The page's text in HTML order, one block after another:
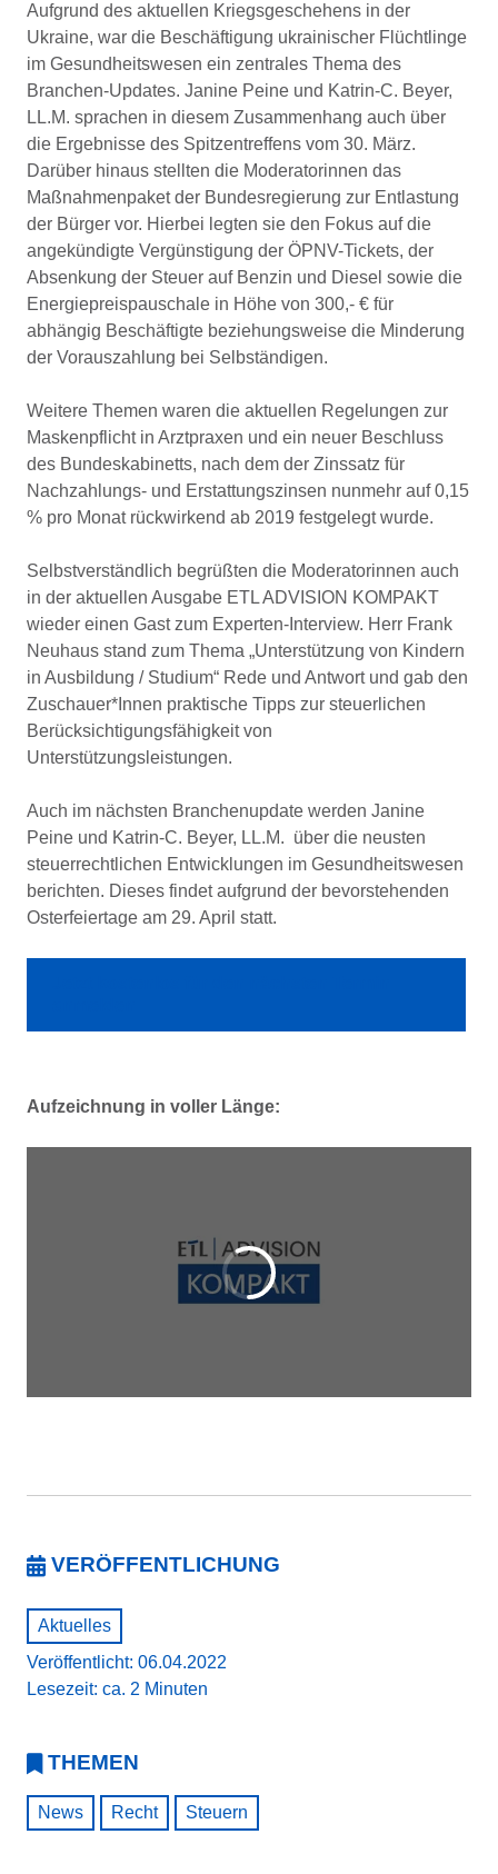
Aufgrund des aktuellen Kriegsgeschehens in der
Ukraine, war die Beschäftigung ukrainischer Flüchtlinge
im Gesundheitswesen ein zentrales Thema des
Branchen-Updates. Janine Peine und Katrin-C. Beyer,
LL.M. sprachen in diesem Zusammenhang auch über
die Ergebnisse des Spitzentreffens vom 30. März.
Darüber hinaus stellten die Moderatorinnen das
Maßnahmenpaket der Bundesregierung zur Entlastung
der Bürger vor. Hierbei legten sie den Fokus auf die
angekündigte Vergünstigung der ÖPNV-Tickets, der
Absenkung der Steuer auf Benzin und Diesel sowie die
Energiepreispauschale in Höhe von 300,- € für
abhängig Beschäftigte beziehungsweise die Minderung
der Vorauszahlung bei Selbständigen.
Weitere Themen waren die aktuellen Regelungen zur
Maskenpflicht in Arztpraxen und ein neuer Beschluss
des Bundeskabinetts, nach dem der Zinssatz für
Nachzahlungs- und Erstattungszinsen nunmehr auf 0,15
% pro Monat rückwirkend ab 2019 festgelegt wurde.
Selbstverständlich begrüßten die Moderatorinnen auch
in der aktuellen Ausgabe ETL ADVISION KOMPAKT
wieder einen Gast zum Experten-Interview. Herr Frank
Neuhaus stand zum Thema „Unterstützung von Kindern
in Ausbildung / Studium“ Rede und Antwort und gab den
Zuschauer*Innen praktische Tipps zur steuerlichen
Berücksichtigungsfähigkeit von
Unterstützungsleistungen.
Auch im nächsten Branchenupdate werden Janine
Peine und Katrin-C. Beyer, LL.M. über die neusten
steuerrechtlichen Entwicklungen im Gesundheitswesen
berichten. Dieses findet aufgrund der bevorstehenden
Osterfeiertage am 29. April statt.
Aufzeichnung in voller Länge:
VERÖFFENTLICHUNG
Aktuelles
Veröffentlicht: 06.04.2022
Lesezeit: ca. 2 Minuten
THEMEN
News Recht Steuern